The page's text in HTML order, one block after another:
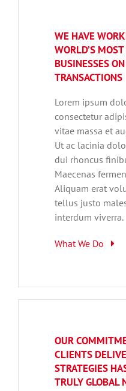
WE HAVE
WORLD’S
BUSINESSES
TRANSACTIONS
Lorem ipsum
consectetur
vitae massa et
Ut ac lacinia
dui rhoncus
Maecenas
Aliquam erat
tellus justo
interdum viverra.
What We Do
OUR
CLIENTS
STRATEGIES
TRULY GLOBAL